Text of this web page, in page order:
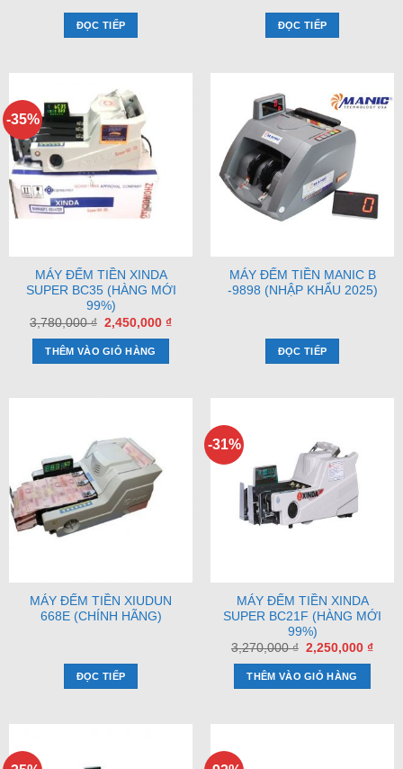
ĐỌC TIẾP ĐỌC TIẾP
-35%
MÁY ĐẾM TIỀN XINDA
SUPER BC35 (HÀNG MỚI
99%)
3,780,000₫ Giá
gốc
là:
3,780,000 ₫.
2,450,000 ₫Giá
THÊM VÀO GIỎ HÀNG
MÁY ĐẾM TIỀN MANIC B
-9898 (NHẬP KHẨU 2025)
ĐỌC TIẾP
MÁY ĐẾM TIỀN XIUDUN
668E (CHÍNH HÃNG)
ĐỌC TIẾP
-31%
MÁY ĐẾM TIỀN XINDA
SUPER BC21F (HÀNG MỚI
99%)
3,270,000₫ Giá
là:
3,270,000 ₫.
2,250,000 ₫Giá
THÊM VÀO GIỎ HÀNG